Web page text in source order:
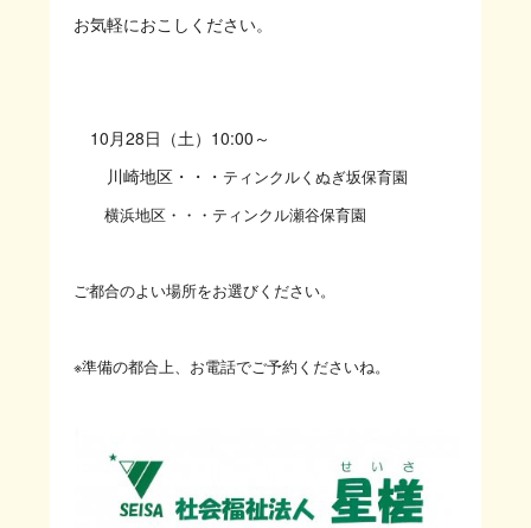
お気軽におこしください。
10月28日（土）10:00～
川崎地区・・・ ティンクルくぬぎ坂保育園
横浜地区・・・ティンクル瀬谷保育園
ご都合のよい場所をお選びください。
※準備の都合上、お電話でご予約くださいね。